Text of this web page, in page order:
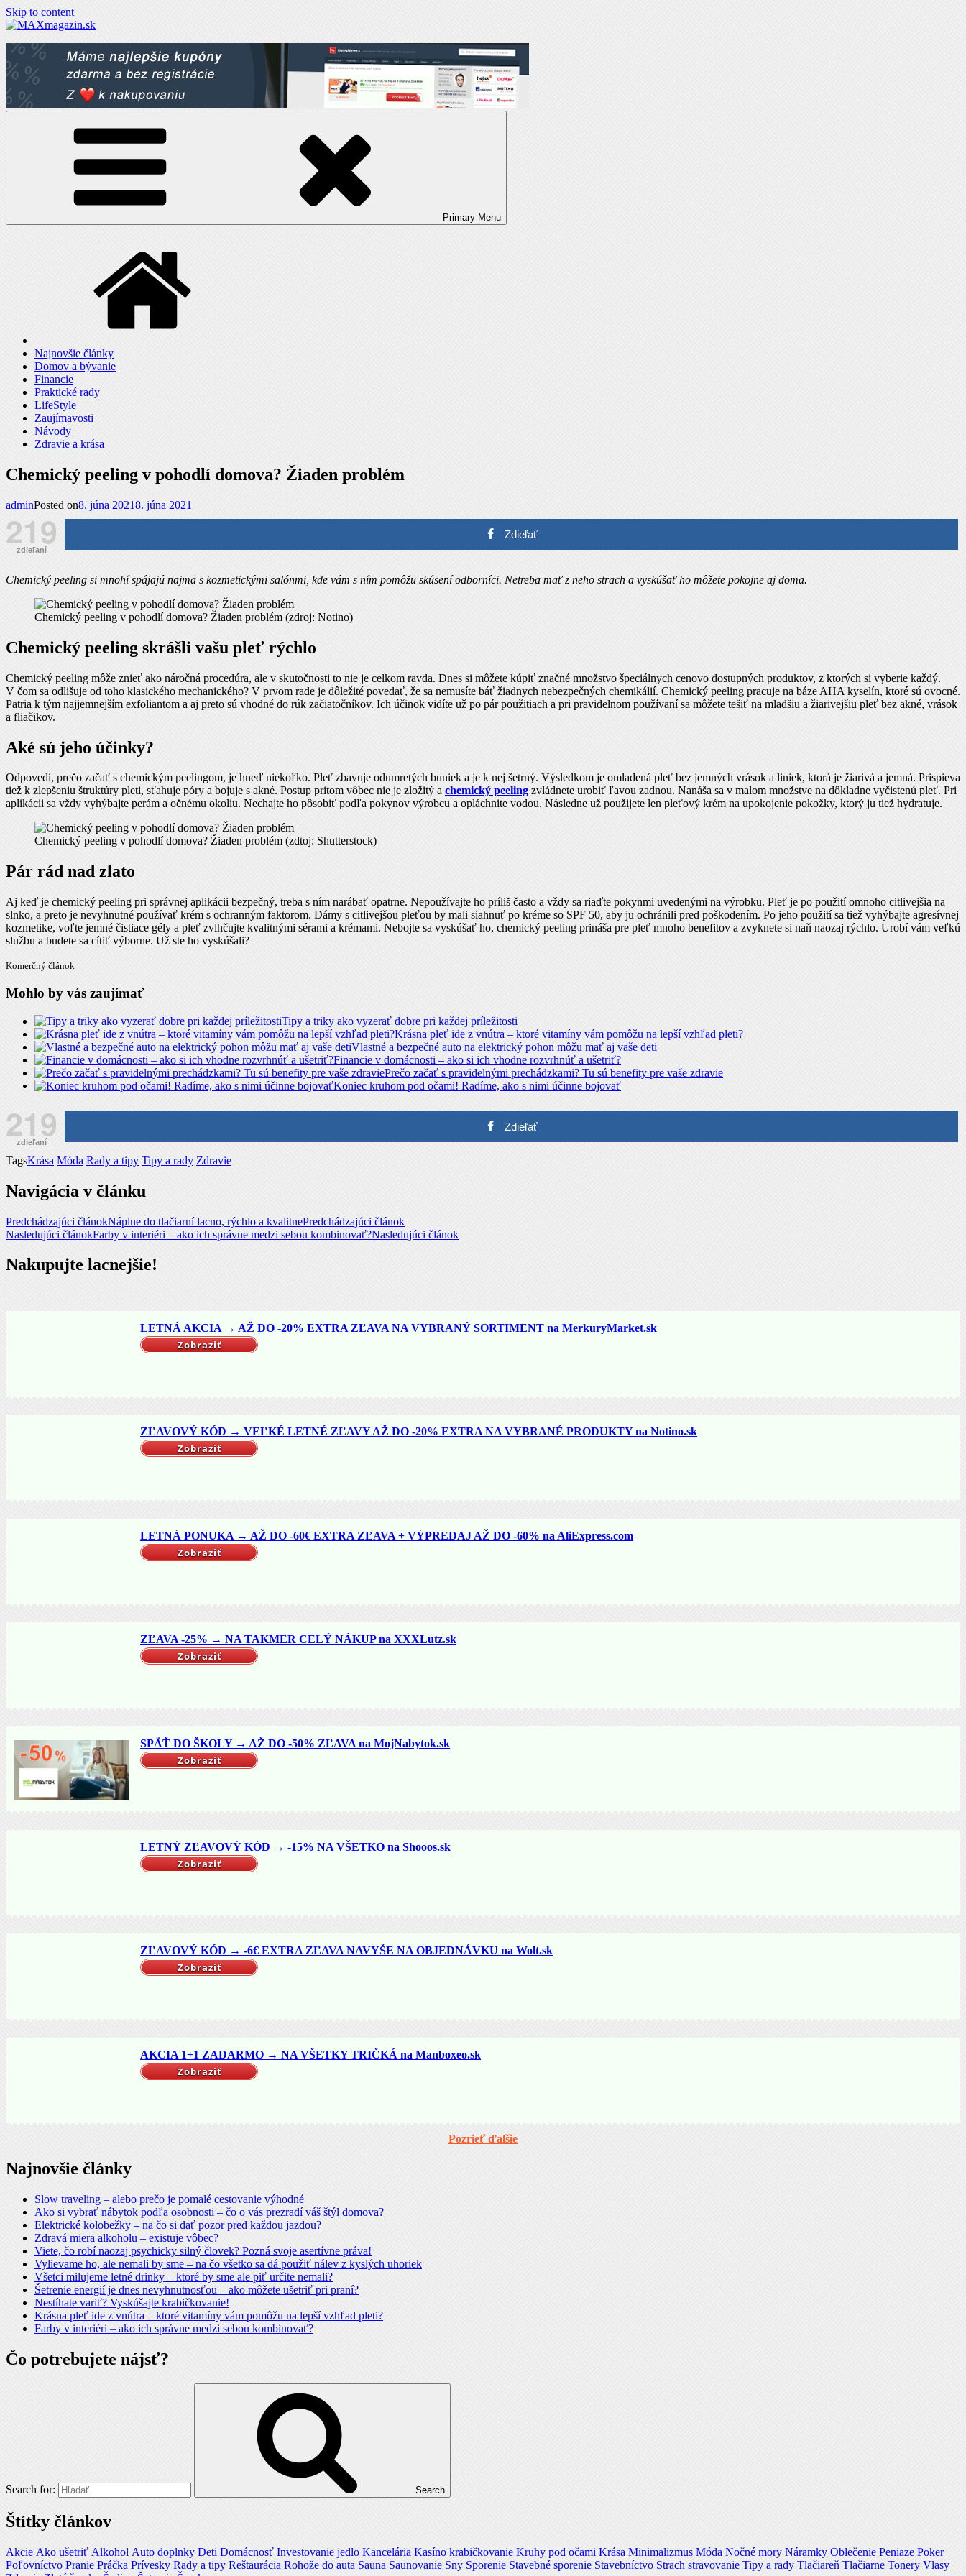
Skip to content
MAXmagazin.sk
Maximum LifeStyle tém a článkov
Primary Menu
Najnovšie články
Domov a bývanie
Financie
Praktické rady
LifeStyle
Zaujímavosti
Návody
Zdravie a krása
Chemický peeling v pohodlí domova? Žiaden problém
adminPosted on8. júna 20218. júna 2021
219
zdieľaní
Zdieľať
Chemický peeling si mnohí spájajú najmä s kozmetickými salónmi, kde vám s ním pomôžu skúsení odborníci. Netreba mať z neho strach a vyskúšať ho môžete pokojne aj doma.
Chemický peeling v pohodlí domova? Žiaden problém (zdroj: Notino)
Chemický peeling skrášli vašu pleť rýchlo
Chemický peeling môže znieť ako náročná procedúra, ale v skutočnosti to nie je celkom ravda. Dnes si môžete kúpiť značné množstvo špeciálnych cenovo dostupných produktov, z ktorých si vyberie každý.
V čom sa odlišuje od toho klasického mechanického? V prvom rade je dôležité povedať, že sa nemusíte báť žiadnych nebezpečných chemikálií. Chemický peeling pracuje na báze AHA kyselín, ktoré sú ovocné.
Patria k tým najjemnejším exfoliantom a aj preto sú vhodné do rúk začiatočníkov. Ich účinok vidíte už po pár použitiach a pri pravidelnom používaní sa môžete tešiť na mladšiu a žiarivejšiu pleť bez akné, vrások
a fliačikov.
Aké sú jeho účinky?
Odpovedí, prečo začať s chemickým peelingom, je hneď niekoľko. Pleť zbavuje odumretých buniek a je k nej šetrný. Výsledkom je omladená pleť bez jemných vrások a liniek, ktorá je žiarivá a jemná. Prispieva
tiež k zlepšeniu štruktúry pleti, sťahuje póry a bojuje s akné. Postup pritom vôbec nie je zložitý a chemický peeling zvládnete urobiť ľavou zadnou. Nanáša sa v malom množstve na dôkladne vyčistenú pleť. Pri
aplikácii sa vždy vyhýbajte perám a očnému okoliu. Nechajte ho pôsobiť podľa pokynov výrobcu a opláchnite vodou. Následne už použijete len pleťový krém na upokojenie pokožky, ktorý ju tiež hydratuje.
Chemický peeling v pohodlí domova? Žiaden problém (zdtoj: Shutterstock)
Pár rád nad zlato
Aj keď je chemický peeling pri správnej aplikácii bezpečný, treba s ním narábať opatrne. Nepoužívajte ho príliš často a vždy sa riaďte pokynmi uvedenými na výrobku. Pleť je po použití omnoho citlivejšia na
slnko, a preto je nevyhnutné používať krém s ochranným faktorom. Dámy s citlivejšou pleťou by mali siahnuť po kréme so SPF 50, aby ju ochránili pred poškodením. Po jeho použití sa tiež vyhýbajte agresívnej
kozmetike, voľte jemné čistiace gély a pleť zvlhčujte kvalitnými sérami a krémami. Nebojte sa vyskúšať ho, chemický peeling prináša pre pleť mnoho benefitov a zvyknete si naň naozaj rýchlo. Urobí vám veľkú
službu a budete sa cítiť výborne. Už ste ho vyskúšali?
Komerčný článok
Mohlo by vás zaujímať
Tipy a triky ako vyzerať dobre pri každej príležitosti
Krásna pleť ide z vnútra – ktoré vitamíny vám pomôžu na lepší vzhľad pleti?
Vlastné a bezpečné auto na elektrický pohon môžu mať aj vaše deti
Financie v domácnosti – ako si ich vhodne rozvrhnúť a ušetriť?
Prečo začať s pravidelnými prechádzkami? Tu sú benefity pre vaše zdravie
Koniec kruhom pod očami! Radíme, ako s nimi účinne bojovať
219
zdieľaní
Zdieľať
TagsKrása Móda Rady a tipy Tipy a rady Zdravie
Navigácia v článku
Predchádzajúci článokNáplne do tlačiarní lacno, rýchlo a kvalitnePredchádzajúci článok
Nasledujúci článokFarby v interiéri – ako ich správne medzi sebou kombinovať?Nasledujúci článok
Nakupujte lacnejšie!
LETNÁ AKCIA → AŽ DO -20% EXTRA ZĽAVA NA VYBRANÝ SORTIMENT na MerkuryMarket.sk
Zobraziť
ZĽAVOVÝ KÓD → VEĽKÉ LETNÉ ZĽAVY AŽ DO -20% EXTRA NA VYBRANÉ PRODUKTY na Notino.sk
Zobraziť
LETNÁ PONUKA → AŽ DO -60€ EXTRA ZĽAVA + VÝPREDAJ AŽ DO -60% na AliExpress.com
Zobraziť
ZĽAVA -25% → NA TAKMER CELÝ NÁKUP na XXXLutz.sk
Zobraziť
SPÄŤ DO ŠKOLY → AŽ DO -50% ZĽAVA na MojNabytok.sk
Zobraziť
LETNÝ ZĽAVOVÝ KÓD → -15% NA VŠETKO na Shooos.sk
Zobraziť
ZĽAVOVÝ KÓD → -6€ EXTRA ZĽAVA NAVYŠE NA OBJEDNÁVKU na Wolt.sk
Zobraziť
AKCIA 1+1 ZADARMO → NA VŠETKY TRIČKÁ na Manboxeo.sk
Zobraziť
Pozrieť ďalšie
Najnovšie články
Slow traveling – alebo prečo je pomalé cestovanie výhodné
Ako si vybrať nábytok podľa osobnosti – čo o vás prezradí váš štýl domova?
Elektrické kolobežky – na čo si dať pozor pred každou jazdou?
Zdravá miera alkoholu – existuje vôbec?
Viete, čo robí naozaj psychicky silný človek? Pozná svoje asertívne práva!
Vylievame ho, ale nemali by sme – na čo všetko sa dá použiť nálev z kyslých uhoriek
Všetci milujeme letné drinky – ktoré by sme ale piť určite nemali?
Šetrenie energií je dnes nevyhnutnosťou – ako môžete ušetriť pri praní?
Nestíhate variť? Vyskúšajte krabičkovanie!
Krásna pleť ide z vnútra – ktoré vitamíny vám pomôžu na lepší vzhľad pleti?
Farby v interiéri – ako ich správne medzi sebou kombinovať?
Čo potrebujete nájsť?
Search for: Search
Štítky článkov
Akcie Ako ušetriť Alkohol Auto doplnky Deti Domácnosť Investovanie jedlo Kancelária Kasíno krabičkovanie Kruhy pod očami Krása Minimalizmus Móda Nočné mory Náramky Oblečenie Peniaze Poker
Poľovníctvo Pranie Práčka Prívesky Rady a tipy Reštaurácia Rohože do auta Sauna Saunovanie Sny Sporenie Stavebné sporenie Stavebníctvo Strach stravovanie Tipy a rady Tlačiareň Tlačiarne Tonery Vlasy